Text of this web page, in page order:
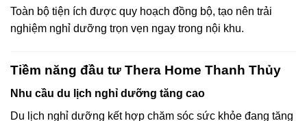
Toàn bộ tiện ích được quy hoạch đồng bộ, tạo nên trải
nghiệm nghỉ dưỡng trọn vẹn ngay trong nội khu.
Tiềm năng đầu tư Thera Home Thanh Thủy
Nhu cầu du lịch nghỉ dưỡng tăng cao
Du lịch nghỉ dưỡng kết hợp chăm sóc sức khỏe đang tăng